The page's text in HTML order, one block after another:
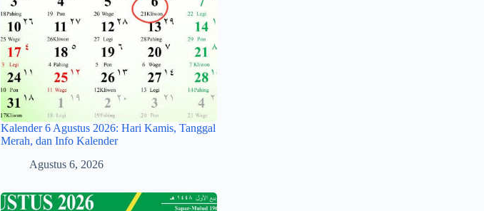
Kalender 6 Agustus 2026: Hari Kamis, Tanggal
Merah, dan Info Kalender
Agustus 6, 2026